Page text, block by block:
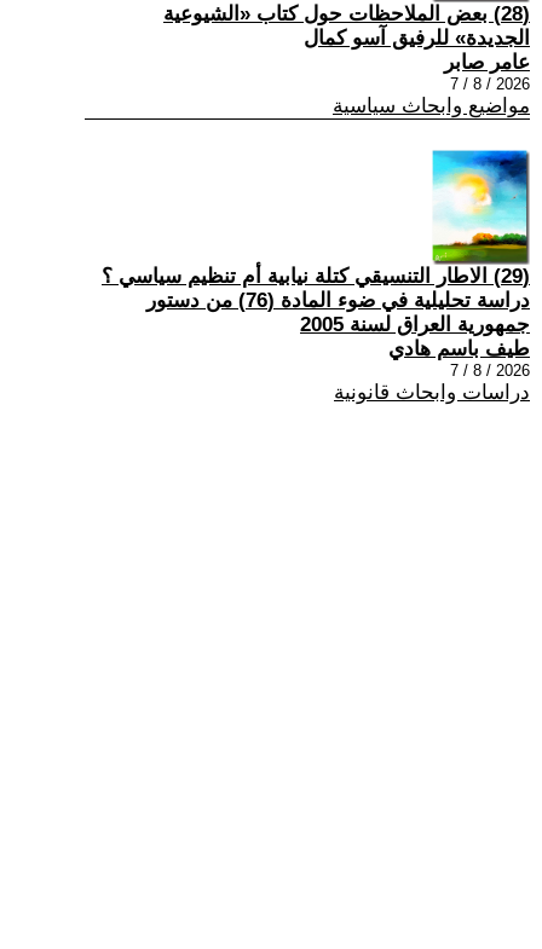
(28) بعض الملاحظات حول كتاب «الشيوعية
الجديدة» للرفيق آسو كمال
عامر صابر
2026 / 8 / 7
مواضيع وابحاث سياسية
(29) الاطار التنسيقي كتلة نيابية أم تنظيم سياسي ؟
دراسة تحليلية في ضوء المادة (76) من دستور
جمهورية العراق لسنة 2005
طيف باسم هادي
2026 / 8 / 7
دراسات وابحاث قانونية